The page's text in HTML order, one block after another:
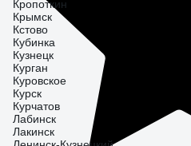
Кропоткин
Крымск
Кстово
Кубинка
Кузнецк
Курган
Куровское
Курск
Курчатов
Лабинск
Лакинск